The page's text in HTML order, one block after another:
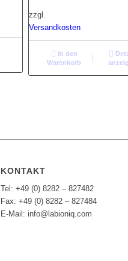
zzgl.
Versandkosten
In den
Warenkorb
KONTAKT
Tel: +49 (0) 8282 – 827482
Fax: +49 (0) 8282 – 827484
E-Mail: info@labioniq.com